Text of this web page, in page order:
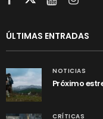
ÚLTIMAS ENTRADAS
NOTICIAS
Próximo
CRÍTICAS